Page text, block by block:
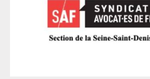
en évidence des violations graves
élémentaires. Saisi par le SAF Paris et
l’intervention volontaire de
Droits et Psychiatrie, le tribunal